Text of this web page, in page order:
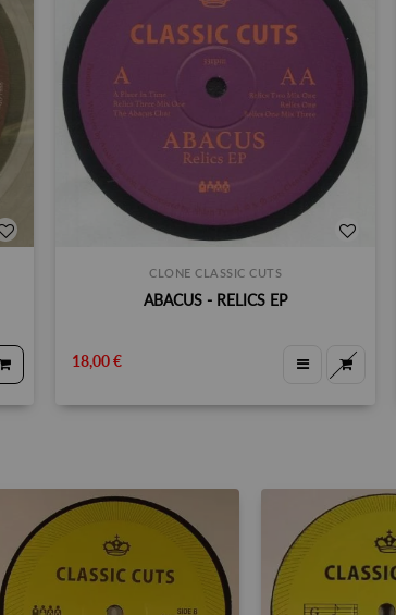
CLONE CLASSIC CUTS
ABACUS - RELICS EP
18,00 €